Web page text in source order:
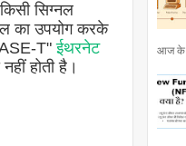
सिग्नल
का उपयोग करके
T"ईथरनेट
होती है।
आज के